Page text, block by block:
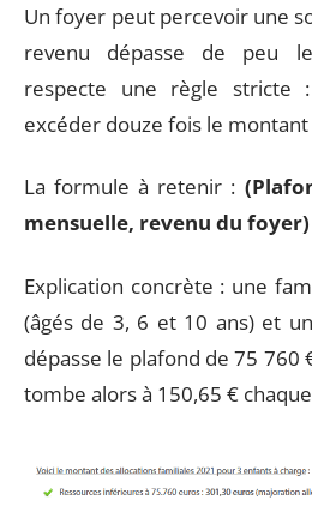
Un foyer peut percevoir une
revenu dépasse de peu
respecte une règle stricte
excéder douze fois le montant
La formule à retenir :
mensuelle, revenu du
Explication concrète : une
(âgés de 3, 6 et 10 ans) et
dépasse le plafond de 75 760
tombe alors à 150,65 €